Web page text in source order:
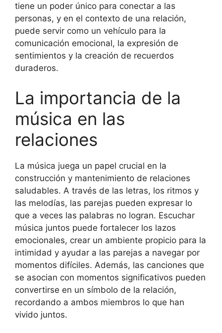
tiene un poder único para conectar a las
personas, y en el contexto de una relación,
puede servir como un vehículo para la
comunicación emocional, la expresión de
sentimientos y la creación de recuerdos
duraderos.
La importancia de la
música en las
relaciones
La música juega un papel crucial en la
construcción y mantenimiento de relaciones
saludables. A través de las letras, los ritmos y
las melodías, las parejas pueden expresar lo
que a veces las palabras no logran. Escuchar
música juntos puede fortalecer los lazos
emocionales, crear un ambiente propicio para la
intimidad y ayudar a las parejas a navegar por
momentos difíciles. Además, las canciones que
se asocian con momentos significativos pueden
convertirse en un símbolo de la relación,
recordando a ambos miembros lo que han
vivido juntos.